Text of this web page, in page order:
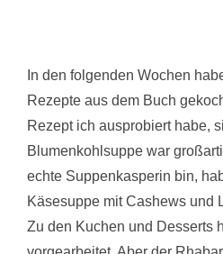
In den folgenden Wochen
Rezepte aus dem Buch
Rezept ich ausprobiert habe,
Blumenkohlsuppe war
echte Suppenkasperin bin,
Käsesuppe mit Cashews und
Zu den Kuchen und Desserts